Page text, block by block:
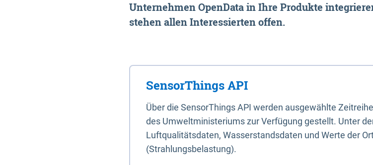
Unternehmen OpenData in Ihre Produkte
stehen allen Interessierten offen.
SensorThings API
Über die SensorThings API werden ausgewählte
des Umweltministeriums zur Verfügung gestellt. Unter
Luftqualitätsdaten, Wasserstandsdaten und Werte der
(Strahlungsbelastung).